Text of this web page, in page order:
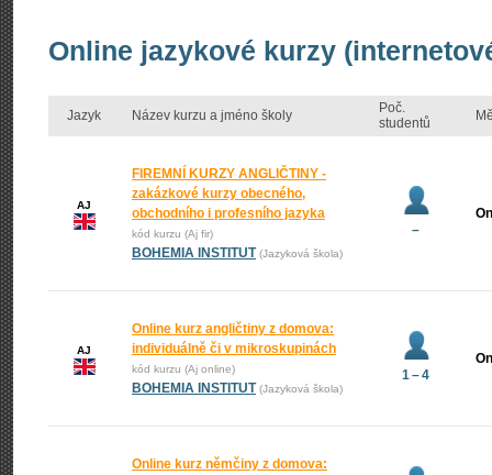
Online jazykové kurzy
Jazyk Název kurzu a jméno školy
Poč.
studentů
AJ
FIREMNÍ KURZY ANGLIČTINY -
zakázkové kurzy obecného,
obchodního i profesního jazyka
kód kurzu (Aj fir)
BOHEMIA INSTITUT (Jazyková škola)
–
AJ
Online kurz angličtiny z domova:
individuálně či v mikroskupinách
kód kurzu (Aj online)
BOHEMIA INSTITUT (Jazyková škola)
1 – 4
Online kurz němčiny z domova: